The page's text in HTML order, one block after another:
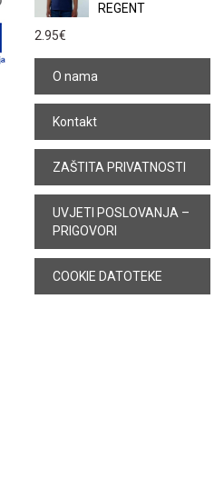
REGENT
2.95€
O nama
Kontakt
ZAŠTITA PRIVATNOSTI
UVJETI POSLOVANJA –
PRIGOVORI
COOKIE DATOTEKE